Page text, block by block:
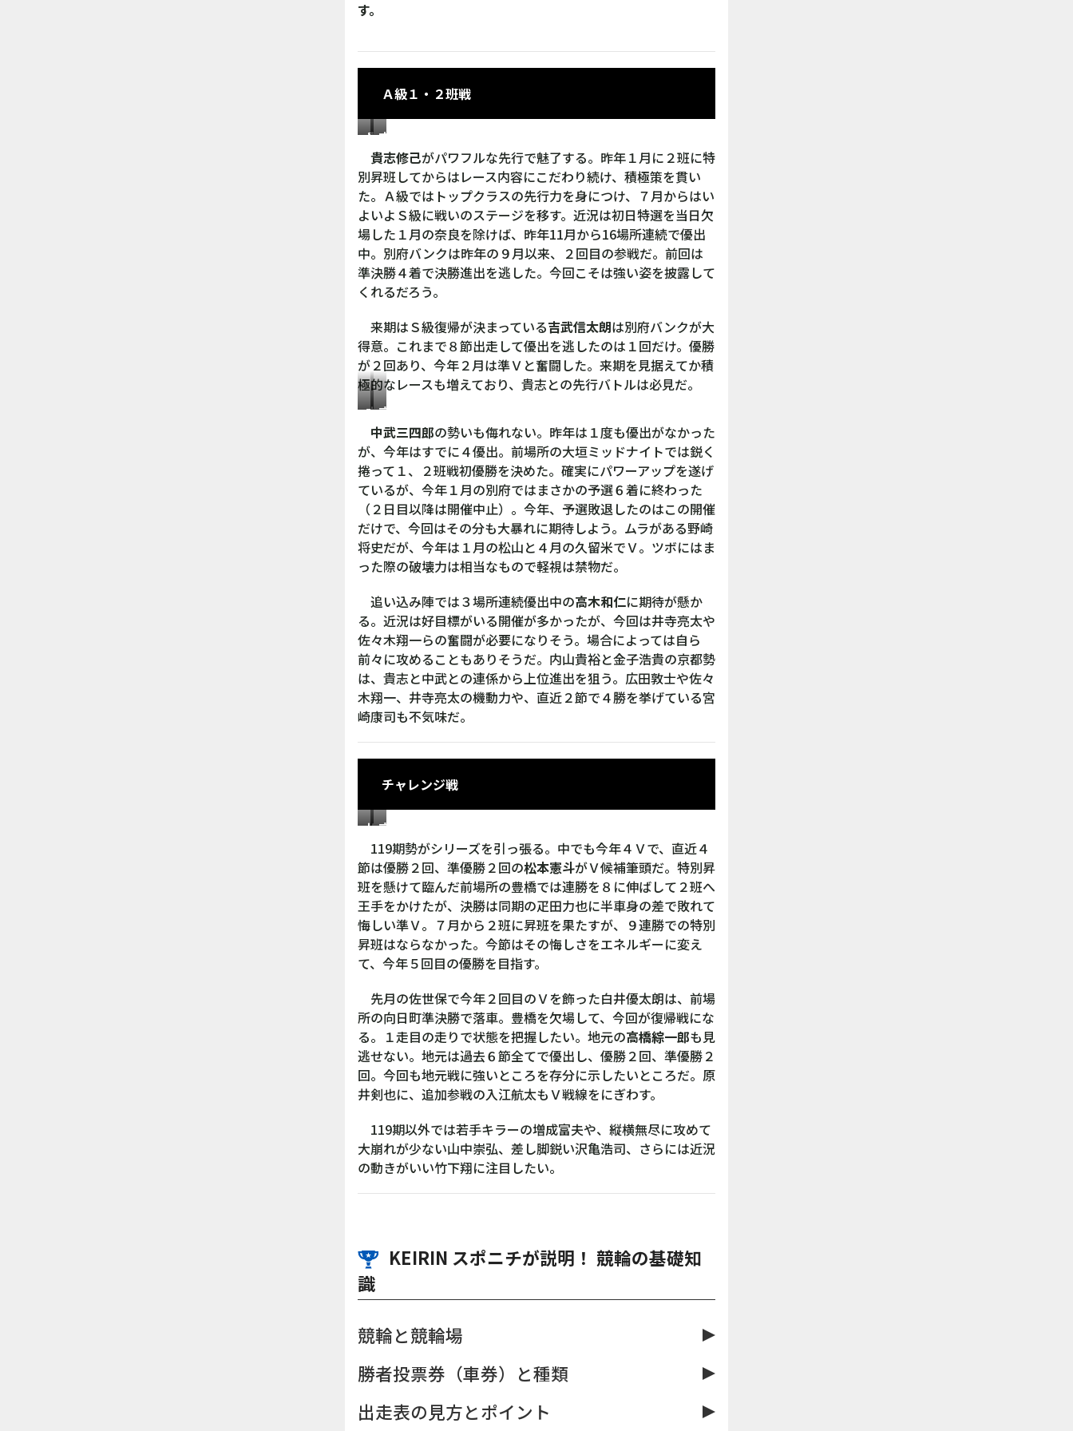
す。
Ａ級１・２班戦
貴
志
修
己
吉
武
信
太
朗
貴志修己がパワフルな先行で魅了する。昨年１月に２班に特
別昇班してからはレース内容にこだわり続け、積極策を貫い
た。Ａ級ではトップクラスの先行力を身につけ、７月からはい
よいよＳ級に戦いのステージを移す。近況は初日特選を当日欠
場した１月の奈良を除けば、昨年11月から16場所連続で優出
中。別府バンクは昨年の９月以来、２回目の参戦だ。前回は
準決勝４着で決勝進出を逃した。今回こそは強い姿を披露して
くれるだろう。
来期はＳ級復帰が決まっている吉武信太朗は別府バンクが大
得意。これまで８節出走して優出を逃したのは１回だけ。優勝
が２回あり、今年２月は準Ｖと奮闘した。来期を見据えてか積
極的なレースも増えており、貴志との先行バトルは必見だ。
中
武
三
四
郎
高
木
和
仁
中武三四郎の勢いも侮れない。昨年は１度も優出がなかった
が、今年はすでに４優出。前場所の大垣ミッドナイトでは鋭く
捲って１、２班戦初優勝を決めた。確実にパワーアップを遂げ
ているが、今年１月の別府ではまさかの予選６着に終わった
（２日目以降は開催中止）。今年、予選敗退したのはこの開催
だけで、今回はその分も大暴れに期待しよう。ムラがある野崎
将史だが、今年は１月の松山と４月の久留米でＶ。ツボにはま
った際の破壊力は相当なもので軽視は禁物だ。
追い込み陣では３場所連続優出中の高木和仁に期待が懸か
る。近況は好目標がいる開催が多かったが、今回は井寺亮太や
佐々木翔一らの奮闘が必要になりそう。場合によっては自ら
前々に攻めることもありそうだ。内山貴裕と金子浩貴の京都勢
は、貴志と中武との連係から上位進出を狙う。広田敦士や佐々
木翔一、井寺亮太の機動力や、直近２節で４勝を挙げている宮
崎康司も不気味だ。
チャレンジ戦
松
本
憲
斗
高
橋
綜
一
郎
119期勢がシリーズを引っ張る。中でも今年４Ｖで、直近４
節は優勝２回、準優勝２回の松本憲斗がＶ候補筆頭だ。特別昇
班を懸けて臨んだ前場所の豊橋では連勝を８に伸ばして２班へ
王手をかけたが、決勝は同期の疋田力也に半車身の差で敗れて
悔しい準Ｖ。７月から２班に昇班を果たすが、９連勝での特別
昇班はならなかった。今節はその悔しさをエネルギーに変え
て、今年５回目の優勝を目指す。
先月の佐世保で今年２回目のＶを飾った白井優太朗は、前場
所の向日町準決勝で落車。豊橋を欠場して、今回が復帰戦にな
る。１走目の走りで状態を把握したい。地元の高橋綜一郎も見
逃せない。地元は過去６節全てで優出し、優勝２回、準優勝２
回。今回も地元戦に強いところを存分に示したいところだ。原
井剣也に、追加参戦の入江航太もＶ戦線をにぎわす。
119期以外では若手キラーの増成富夫や、縦横無尽に攻めて
大崩れが少ない山中崇弘、差し脚鋭い沢亀浩司、さらには近況
の動きがいい竹下翔に注目したい。
KEIRIN スポニチが説明！ 競輪の基礎知
識
競輪と競輪場
勝者投票券（車券）と種類
出走表の見方とポイント